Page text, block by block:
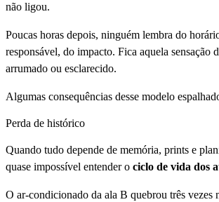
não ligou.
Poucas horas depois, ninguém lembra do
responsável, do impacto. Fica aquela sensação
arrumado ou esclarecido.
Algumas consequências desse modelo
Perda de histórico
Quando tudo depende de memória, prints e
quase impossível entender o ciclo de vida dos
O ar-condicionado da ala B quebrou três vezes